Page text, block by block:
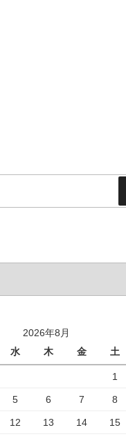
2026年8月
水 木 金 土
1
5 6 7 8
12 13 14 15